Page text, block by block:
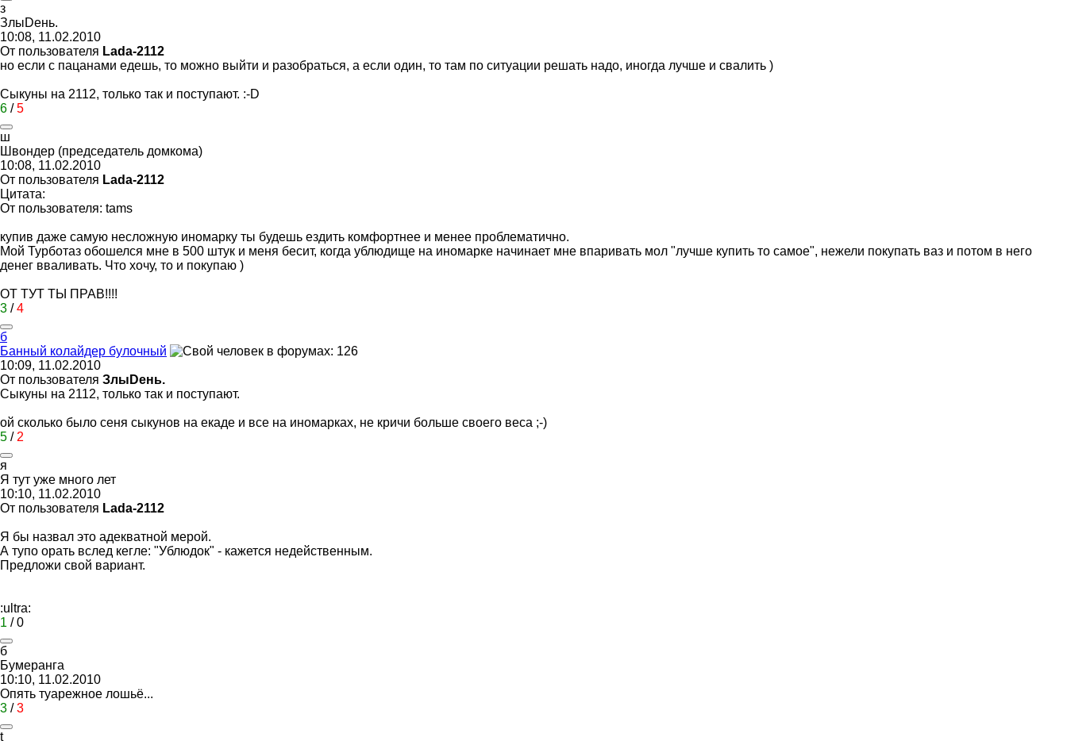
з
ЗлыDень.
10:08, 11.02.2010
От пользователя Lada-2112
но если с пацанами едешь, то можно выйти и разобраться, а если один, то там по ситуации решать надо, иногда лучше и свалить )
Сыкуны на 2112, только так и поступают. :-D
6 /5
ш
Швондер (председатель домкома)
10:08, 11.02.2010
От пользователя Lada-2112
Цитата:
От пользователя: tams
купив даже самую несложную иномарку ты будешь ездить комфортнее и менее проблематично.
Мой Турботаз обошелся мне в 500 штук и меня бесит, когда ублюдище на иномарке начинает мне впаривать мол "лучше купить то самое", нежели покупать ваз и потом в него
денег вваливать. Что хочу, то и покупаю )
ОТ ТУТ ТЫ ПРАВ!!!!
3 /4
б
Банный колайдер булочный
10:09, 11.02.2010
От пользователя ЗлыDень.
Сыкуны на 2112, только так и поступают.
ой сколько было сеня сыкунов на екаде и все на иномарках, не кричи больше своего веса ;-)
5 / 2
я
Я тут уже много лет
10:10, 11.02.2010
От пользователя Lada-2112
Я бы назвал это адекватной мерой.
А тупо орать вслед кегле: "Ублюдок" - кажется недейственным.
Предложи свой вариант.
:ultra:
1 /0
б
Бумеранга
10:10, 11.02.2010
Опять туарежное лошьё...
3 /3
t